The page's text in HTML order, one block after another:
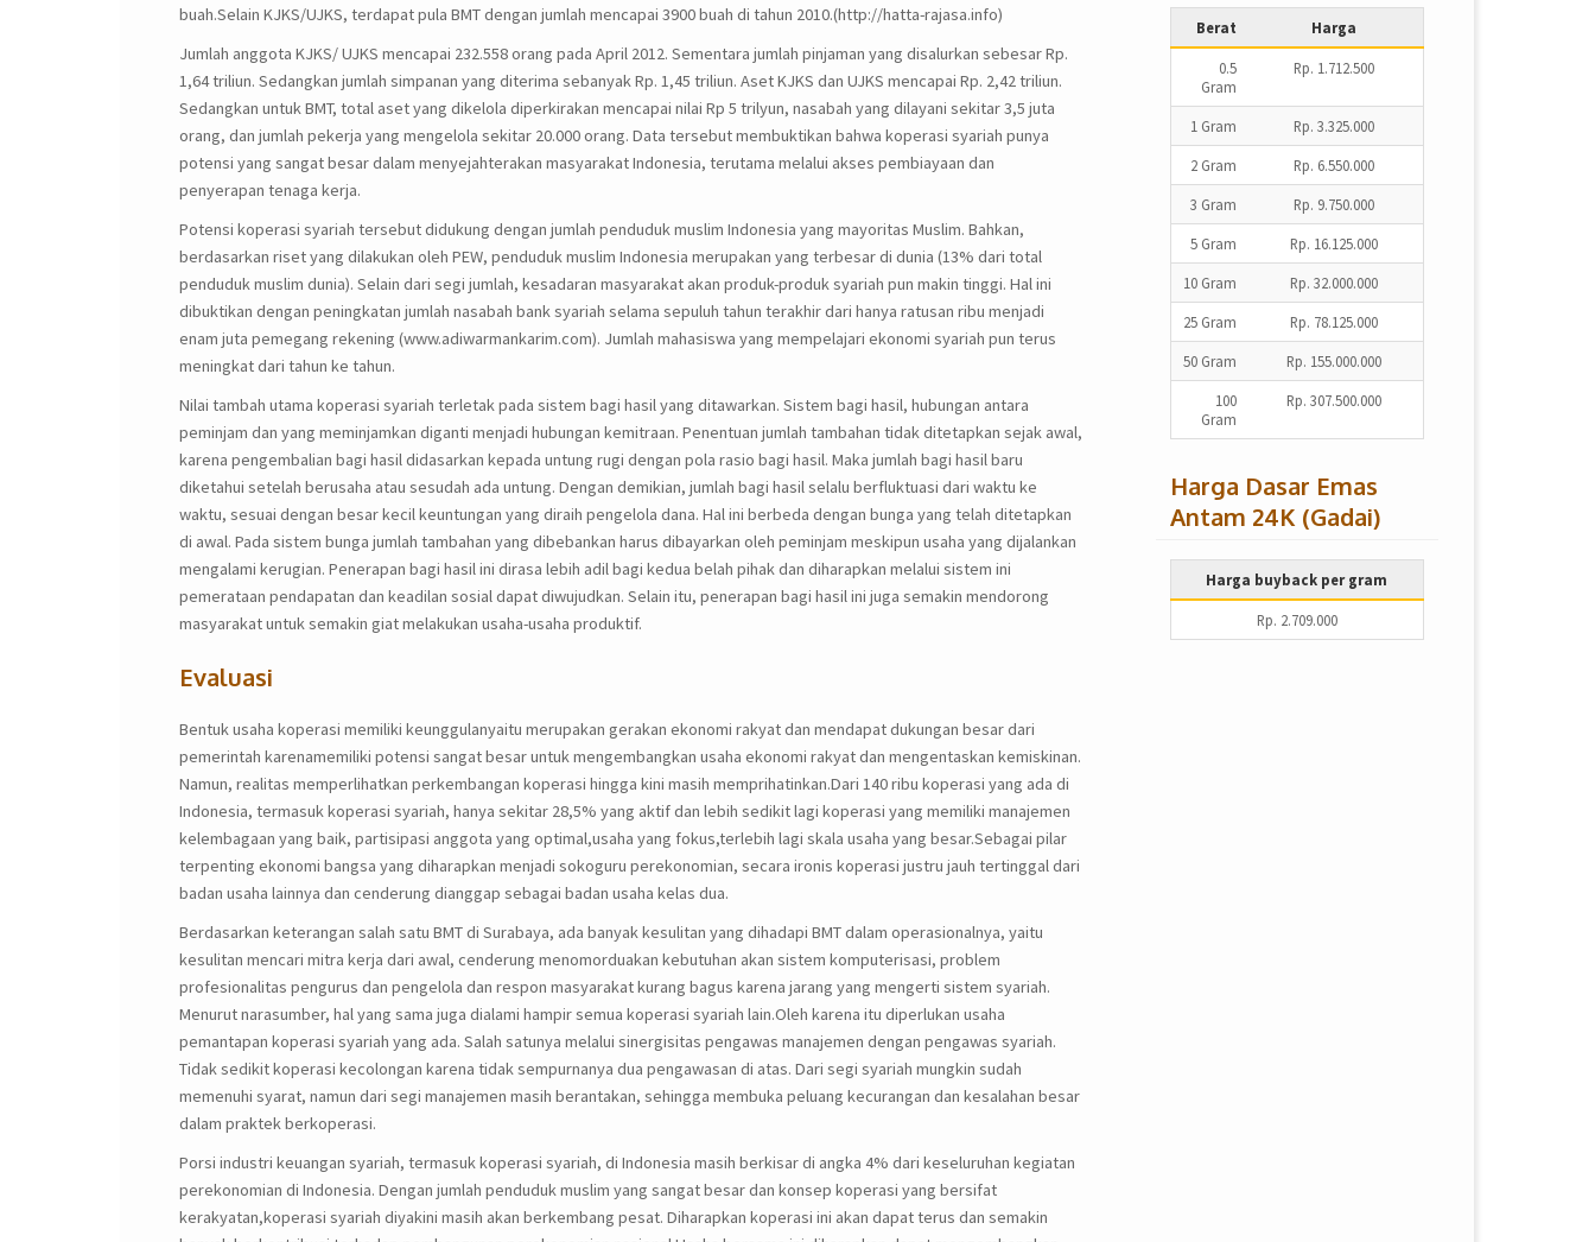
buah.Selain KJKS/UJKS, terdapat pula BMT dengan jumlah mencapai 3900 buah di tahun 2010.(http://hatta-rajasa.info)
Jumlah anggota KJKS/ UJKS mencapai 232.558 orang pada April 2012. Sementara jumlah pinjaman yang disalurkan sebesar Rp.
1,64 triliun. Sedangkan jumlah simpanan yang diterima sebanyak Rp. 1,45 triliun. Aset KJKS dan UJKS mencapai Rp. 2,42 triliun.
Sedangkan untuk BMT, total aset yang dikelola diperkirakan mencapai nilai Rp 5 trilyun, nasabah yang dilayani sekitar 3,5 juta
orang, dan jumlah pekerja yang mengelola sekitar 20.000 orang. Data tersebut membuktikan bahwa koperasi syariah punya
potensi yang sangat besar dalam menyejahterakan masyarakat Indonesia, terutama melalui akses pembiayaan dan
penyerapan tenaga kerja.
Potensi koperasi syariah tersebut didukung dengan jumlah penduduk muslim Indonesia yang mayoritas Muslim. Bahkan,
berdasarkan riset yang dilakukan oleh PEW, penduduk muslim Indonesia merupakan yang terbesar di dunia (13% dari total
penduduk muslim dunia). Selain dari segi jumlah, kesadaran masyarakat akan produk-produk syariah pun makin tinggi. Hal ini
dibuktikan dengan peningkatan jumlah nasabah bank syariah selama sepuluh tahun terakhir dari hanya ratusan ribu menjadi
enam juta pemegang rekening (www.adiwarmankarim.com). Jumlah mahasiswa yang mempelajari ekonomi syariah pun terus
meningkat dari tahun ke tahun.
Nilai tambah utama koperasi syariah terletak pada sistem bagi hasil yang ditawarkan. Sistem bagi hasil, hubungan antara
peminjam dan yang meminjamkan diganti menjadi hubungan kemitraan. Penentuan jumlah tambahan tidak ditetapkan sejak awal,
karena pengembalian bagi hasil didasarkan kepada untung rugi dengan pola rasio bagi hasil. Maka jumlah bagi hasil baru
diketahui setelah berusaha atau sesudah ada untung. Dengan demikian, jumlah bagi hasil selalu berfluktuasi dari waktu ke
waktu, sesuai dengan besar kecil keuntungan yang diraih pengelola dana. Hal ini berbeda dengan bunga yang telah ditetapkan
di awal. Pada sistem bunga jumlah tambahan yang dibebankan harus dibayarkan oleh peminjam meskipun usaha yang dijalankan
mengalami kerugian. Penerapan bagi hasil ini dirasa lebih adil bagi kedua belah pihak dan diharapkan melalui sistem ini
pemerataan pendapatan dan keadilan sosial dapat diwujudkan. Selain itu, penerapan bagi hasil ini juga semakin mendorong
masyarakat untuk semakin giat melakukan usaha-usaha produktif.
Evaluasi
Bentuk usaha koperasi memiliki keunggulanyaitu merupakan gerakan ekonomi rakyat dan mendapat dukungan besar dari
pemerintah karenamemiliki potensi sangat besar untuk mengembangkan usaha ekonomi rakyat dan mengentaskan kemiskinan.
Namun, realitas memperlihatkan perkembangan koperasi hingga kini masih memprihatinkan.Dari 140 ribu koperasi yang ada di
Indonesia, termasuk koperasi syariah, hanya sekitar 28,5% yang aktif dan lebih sedikit lagi koperasi yang memiliki manajemen
kelembagaan yang baik, partisipasi anggota yang optimal,usaha yang fokus,terlebih lagi skala usaha yang besar.Sebagai pilar
terpenting ekonomi bangsa yang diharapkan menjadi sokoguru perekonomian, secara ironis koperasi justru jauh tertinggal dari
badan usaha lainnya dan cenderung dianggap sebagai badan usaha kelas dua.
Berdasarkan keterangan salah satu BMT di Surabaya, ada banyak kesulitan yang dihadapi BMT dalam operasionalnya, yaitu
kesulitan mencari mitra kerja dari awal, cenderung menomorduakan kebutuhan akan sistem komputerisasi, problem
profesionalitas pengurus dan pengelola dan respon masyarakat kurang bagus karena jarang yang mengerti sistem syariah.
Menurut narasumber, hal yang sama juga dialami hampir semua koperasi syariah lain.Oleh karena itu diperlukan usaha
pemantapan koperasi syariah yang ada. Salah satunya melalui sinergisitas pengawas manajemen dengan pengawas syariah.
Tidak sedikit koperasi kecolongan karena tidak sempurnanya dua pengawasan di atas. Dari segi syariah mungkin sudah
memenuhi syarat, namun dari segi manajemen masih berantakan, sehingga membuka peluang kecurangan dan kesalahan besar
dalam praktek berkoperasi.
Porsi industri keuangan syariah, termasuk koperasi syariah, di Indonesia masih berkisar di angka 4% dari keseluruhan kegiatan
perekonomian di Indonesia. Dengan jumlah penduduk muslim yang sangat besar dan konsep koperasi yang bersifat
kerakyatan,koperasi syariah diyakini masih akan berkembang pesat. Diharapkan koperasi ini akan dapat terus dan semakin
Berat Harga
0.5
Gram
Rp. 1.712.500
1 Gram Rp. 3.325.000
2 Gram Rp. 6.550.000
3 Gram Rp. 9.750.000
5 Gram Rp. 16.125.000
10 Gram Rp. 32.000.000
25 Gram Rp. 78.125.000
50 Gram Rp. 155.000.000
100
Gram
Rp. 307.500.000
Harga Dasar Emas
Antam 24K (Gadai)
Harga buyback per gram
Rp. 2.709.000